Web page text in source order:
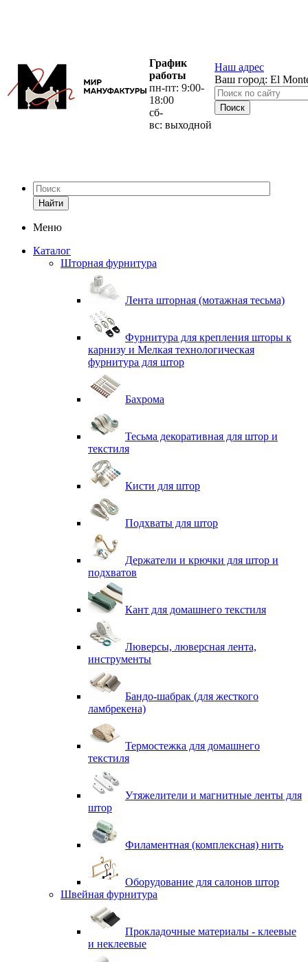
График
работы
пн-пт: 9:00-
18:00
сб-
вс: выходной
Наш адрес
Ваш город: El
Найти
Меню
Каталог
Шторная фурнитура
Лента шторная (мотажная тесьма)
Фурнитура для крепления шторы к
карнизу и Мелкая технологическая
фурнитура для штор
Бахрома
Тесьма декоративная для штор и
текстиля
Кисти для штор
Подхваты для штор
Держатели и крючки для штор и
подхватов
Кант для домашнего текстиля
Люверсы, люверсная лента,
инструменты
Бандо-шабрак (для жесткого
ламбрекена)
Термостежка для домашнего
текстиля
Утяжелители и магнитные ленты для
штор
Филаментная (комплексная) нить
Оборудование для салонов штор
Швейная фурнитура
Прокладочные материалы - клеевые
и неклеевые